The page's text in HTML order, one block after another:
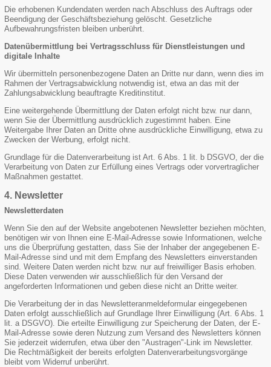
Die erhobenen Kundendaten werden nach Abschluss des Auftrags oder
Beendigung der Geschäftsbeziehung gelöscht. Gesetzliche
Aufbewahrungsfristen bleiben unberührt.
Datenübermittlung bei Vertragsschluss für Dienstleistungen und
digitale Inhalte
Wir übermitteln personenbezogene Daten an Dritte nur dann, wenn dies im
Rahmen der Vertragsabwicklung notwendig ist, etwa an das mit der
Zahlungsabwicklung beauftragte Kreditinstitut.
Eine weitergehende Übermittlung der Daten erfolgt nicht bzw. nur dann,
wenn Sie der Übermittlung ausdrücklich zugestimmt haben. Eine
Weitergabe Ihrer Daten an Dritte ohne ausdrückliche Einwilligung, etwa zu
Zwecken der Werbung, erfolgt nicht.
Grundlage für die Datenverarbeitung ist Art. 6 Abs. 1 lit. b DSGVO, der die
Verarbeitung von Daten zur Erfüllung eines Vertrags oder vorvertraglicher
Maßnahmen gestattet.
4. Newsletter
Newsletterdaten
Wenn Sie den auf der Website angebotenen Newsletter beziehen möchten,
benötigen wir von Ihnen eine E-Mail-Adresse sowie Informationen, welche
uns die Überprüfung gestatten, dass Sie der Inhaber der angegebenen E-
Mail-Adresse sind und mit dem Empfang des Newsletters einverstanden
sind. Weitere Daten werden nicht bzw. nur auf freiwilliger Basis erhoben.
Diese Daten verwenden wir ausschließlich für den Versand der
angeforderten Informationen und geben diese nicht an Dritte weiter.
Die Verarbeitung der in das Newsletteranmeldeformular eingegebenen
Daten erfolgt ausschließlich auf Grundlage Ihrer Einwilligung (Art. 6 Abs. 1
lit. a DSGVO). Die erteilte Einwilligung zur Speicherung der Daten, der E-
Mail-Adresse sowie deren Nutzung zum Versand des Newsletters können
Sie jederzeit widerrufen, etwa über den "Austragen"-Link im Newsletter.
Die Rechtmäßigkeit der bereits erfolgten Datenverarbeitungsvorgänge
bleibt vom Widerruf unberührt.